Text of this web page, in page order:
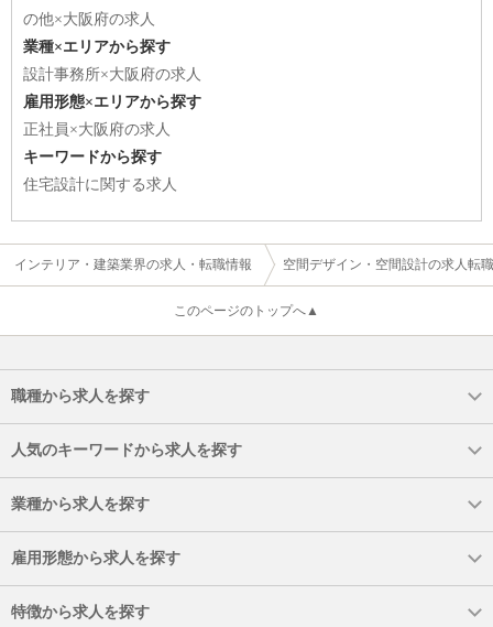
の他×大阪府の求人
業種×エリアから探す
設計事務所×大阪府の求人
雇用形態×エリアから探す
正社員×大阪府の求人
キーワードから探す
住宅設計に関する求人
インテリア・建築業界の求人・転職情報 空間デザイン・空間設計の求人転
このページのトップへ▲
職種から求人を探す
人気のキーワードから求人を探す
業種から求人を探す
雇用形態から求人を探す
特徴から求人を探す